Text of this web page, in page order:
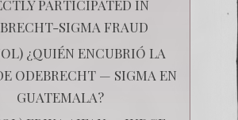
PARTICIPATED IN
SIGMA FRAUD
¿QUIÉN ENCUBRIÓ LA
ODEBRECHT — SIGMA EN
GUATEMALA?